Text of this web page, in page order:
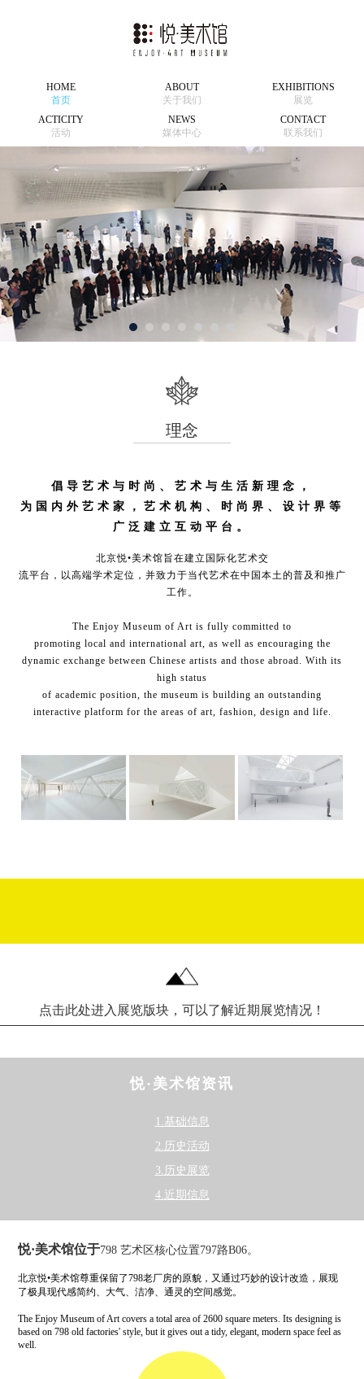
HOME
首页
ABOUT
关于我们
EXHIBITIONS
展览
ACTICITY
活动
NEWS
媒体中心
CONTACT
联系我们
理念
倡导艺术与时尚、艺术与生活新理念，
为国内外艺术家，艺术机构、时尚界、设计界等
广泛建立互动平台。
北京悦•美术馆旨在建立国际化艺术交
流平台，以高端学术定位，并致力于当代艺术在中国本土的普及和推广
工作。
The Enjoy Museum of Art is fully committed to
promoting local and international art, as well as encouraging the
dynamic exchange between Chinese artists and those abroad. With its
high status
of academic position, the museum is building an outstanding
interactive platform for the areas of art, fashion, design and life.
点击此处进入展览版块，可以了解近期展览情况！
悦·美术馆资讯
1.基础信息
2.历史活动
3.历史展览
4.近期信息
悦·美术馆位于798 艺术区核心位置797路B06。
北京悦•美术馆尊重保留了798老厂房的原貌，又通过巧妙的设计改造，展现
了极具现代感简约、大气、洁净、通灵的空间感觉。
The Enjoy Museum of Art covers a total area of 2600 square meters. Its designing is
based on 798 old factories' style, but it gives out a tidy, elegant, modern space feel as
well.